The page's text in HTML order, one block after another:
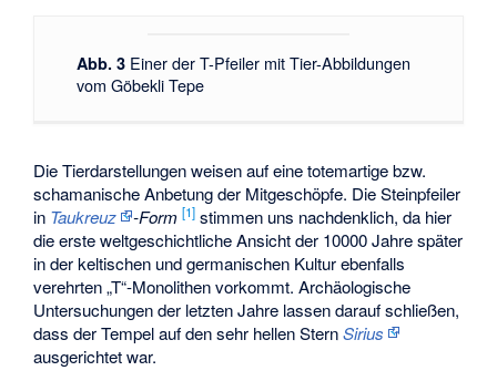
Abb. 3Einer der T-Pfeiler mit Tier-Abbildungen
vom Göbekli Tepe
Die Tierdarstellungen weisen auf eine totemartige bzw.
schamanische Anbetung der Mitgeschöpfe. Die Steinpfeiler
in Taukreuz -Form [1] stimmen uns nachdenklich, da hier
die erste weltgeschichtliche Ansicht der 10000 Jahre später
in der keltischen und germanischen Kultur ebenfalls
verehrten „T“-Monolithen vorkommt. Archäologische
Untersuchungen der letzten Jahre lassen darauf schließen,
dass der Tempel auf den sehr hellen SternSirius
ausgerichtet war.